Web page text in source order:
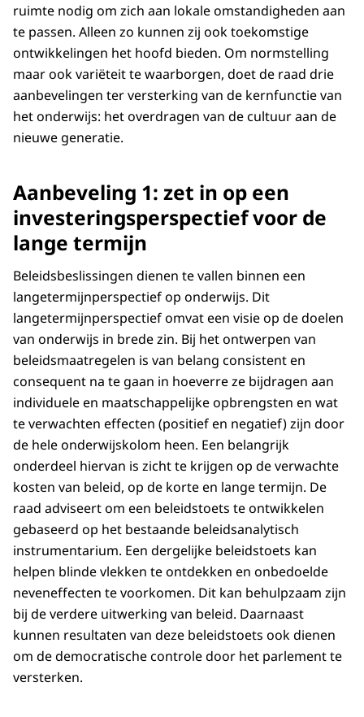
ruimte nodig om zich aan lokale omstandigheden aan
te passen. Alleen zo kunnen zij ook toekomstige
ontwikkelingen het hoofd bieden. Om normstelling
maar ook variëteit te waarborgen, doet de raad drie
aanbevelingen ter versterking van de kernfunctie van
het onderwijs: het overdragen van de cultuur aan de
nieuwe generatie.
Aanbeveling 1: zet in op een
investeringsperspectief voor de
lange termijn
Beleidsbeslissingen dienen te vallen binnen een
langetermijnperspectief op onderwijs. Dit
langetermijnperspectief omvat een visie op de doelen
van onderwijs in brede zin. Bij het ontwerpen van
beleidsmaatregelen is van belang consistent en
consequent na te gaan in hoeverre ze bijdragen aan
individuele en maatschappelijke opbrengsten en wat
te verwachten effecten (positief en negatief) zijn door
de hele onderwijskolom heen. Een belangrijk
onderdeel hiervan is zicht te krijgen op de verwachte
kosten van beleid, op de korte en lange termijn. De
raad adviseert om een beleidstoets te ontwikkelen
gebaseerd op het bestaande beleidsanalytisch
instrumentarium. Een dergelijke beleidstoets kan
helpen blinde vlekken te ontdekken en onbedoelde
neveneffecten te voorkomen. Dit kan behulpzaam zijn
bij de verdere uitwerking van beleid. Daarnaast
kunnen resultaten van deze beleidstoets ook dienen
om de democratische controle door het parlement te
versterken.